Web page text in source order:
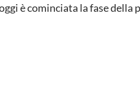
è cominciata la fase della